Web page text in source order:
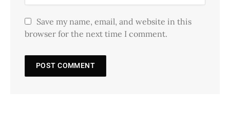
Save my name, email, and website in this
browser for the next time I comment.